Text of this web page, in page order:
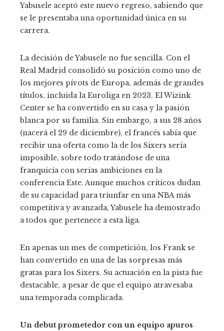
Yabusele aceptó este nuevo regreso, sabiendo que
se le presentaba una oportunidad única en su
carrera.
La decisión de Yabusele no fue sencilla. Con el
Real Madrid consolidó su posición como uno de
los mejores pívots de Europa, además de grandes
títulos, incluida la Euroliga en 2023. El Wizink
Center se ha convertido en su casa y la pasión
blanca por su familia. Sin embargo, a sus 28 años
(nacerá el 29 de diciembre), el francés sabía que
recibir una oferta como la de los Sixers sería
imposible, sobre todo tratándose de una
franquicia con serias ambiciones en la
conferencia Este. Aunque muchos críticos dudan
de su capacidad para triunfar en una NBA más
competitiva y avanzada, Yabusele ha demostrado
a todos que pertenece a esta liga.
En apenas un mes de competición, los Frank se
han convertido en una de las sorpresas más
gratas para los Sixers. Su actuación en la pista fue
destacable, a pesar de que el equipo atravesaba
una temporada complicada.
Un debut prometedor con un equipo apuros